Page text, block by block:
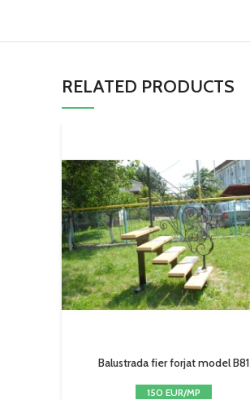
RELATED PRODUCTS
Balustrada fier forjat model B81
150 EUR/MP